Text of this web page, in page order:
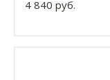
4 840 руб.